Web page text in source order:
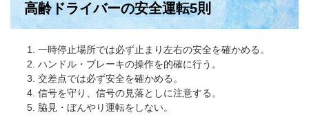
高齢ドライバーの安全運転5則
一時停止場所では必ず止まり左右の安全を確かめる。
ハンドル・ブレーキの操作を的確に行う。
交差点では必ず安全を確かめる。
信号を守り、信号の見落としに注意する。
脇見・ぼんやり運転をしない。